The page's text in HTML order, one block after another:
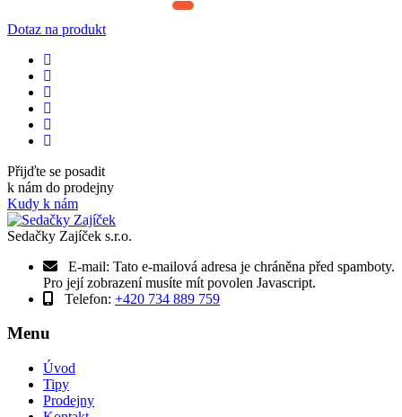
Dotaz na produkt
Přijďte se posadit
k nám do prodejny
Kudy k nám
Sedačky Zajíček s.r.o.
E-mail: Tato e-mailová adresa je chráněna před spamboty.
Pro její zobrazení musíte mít povolen Javascript.
Telefon: +420 734 889 759
Menu
Úvod
Tipy
Prodejny